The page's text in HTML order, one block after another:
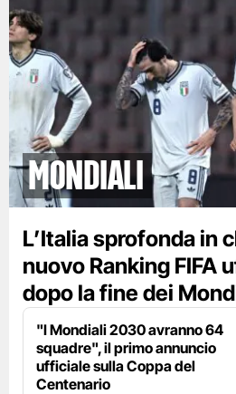
Mondiali
L’Italia sprofonda in
nuovo Ranking FIFA
dopo la fine dei
"I Mondiali 2030 avranno 64
squadre", il primo annuncio
ufficiale sulla Coppa del
Centenario